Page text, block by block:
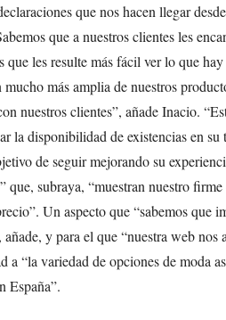
que nos hacen llegar
que a nuestros clientes les
que les resulte más fácil ver lo que
mucho más amplia de nuestros
nuestros clientes”, añade Inacio.
la disponibilidad de existencias en su
de seguir mejorando su
que, subraya, “muestran nuestro
Un aspecto que “sabemos que
añade, y para el que “nuestra web nos
a “la variedad de opciones de moda
España”.